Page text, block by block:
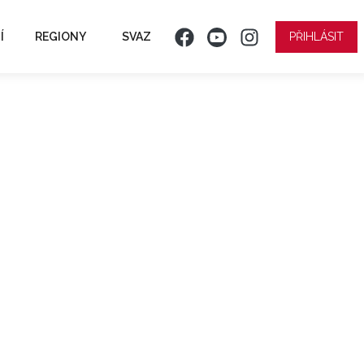
REGIONY SVAZ PŘIHLÁSIT